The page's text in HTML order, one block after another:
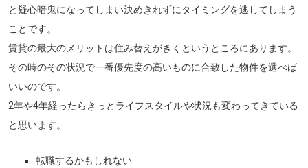
と疑心暗鬼になってしまい決めきれずにタイミングを逃してしまう
ことです。
賃貸の最大のメリットは住み替えがきくというところにあります。
その時のその状況で一番優先度の高いものに合致した物件を選べば
いいのです。
2年や4年経ったらきっとライフスタイルや状況も変わってきている
と思います。
転職するかもしれない